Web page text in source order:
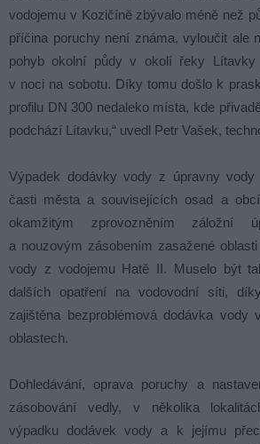
vodojemu v Kozičíně zbývalo méně než
příčina poruchy není známa, vyloučit ale
pohyb okolní půdy v okolí řeky Lítavky
v noci na sobotu. Díky tomu došlo k
profilu DN 300 nedaleko místa, kde
podchází Lítavku,“ uvedl Petr Vašek,
Výpadek dodávky vody z úpravny vody
časti města a souvisejících osad a
okamžitým zprovozněním záložní
a nouzovým zásobením zasažené
vody z vodojemu Hatě II. Muselo být
dalších opatření na vodovodní síti,
zajištěna bezproblémová dodávka vody
oblastech.
Dohledávání, oprava poruchy a
zásobování vedly, v několika
výpadku dodávek vody a k jejímu